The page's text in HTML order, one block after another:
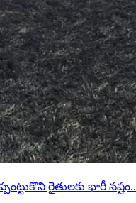
రైతులకు భారీ నష్టం..